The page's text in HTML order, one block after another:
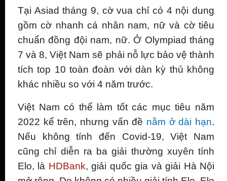
Tại Asiad tháng 9, cờ vua chỉ có 4 nội dung
gồm cờ nhanh cá nhân nam, nữ và cờ tiêu
chuẩn đồng đội nam, nữ. Ở Olympiad tháng
7 và 8, Việt Nam sẽ phải nỗ lực bảo vệ thành
tích top 10 toàn đoàn với dàn kỳ thủ không
khác nhiều so với 4 năm trước.
Việt Nam có thể làm tốt các mục tiêu năm
2022 kể trên, nhưng vấn đề nằm ở dài hạn.
Nếu không tính đến Covid-19, Việt Nam
cũng chỉ diễn ra ba giải thường xuyên tính
Elo, là HDBank, giải quốc gia và giải Hà Nội